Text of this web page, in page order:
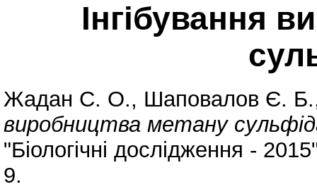
Інгібування
Жадан С. О., Шаповалов Є. Б.
виробництва метану
"Біологічні дослідження -
9.